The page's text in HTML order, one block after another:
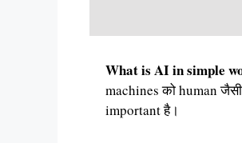
What is AI in simple
machines को human
important है।